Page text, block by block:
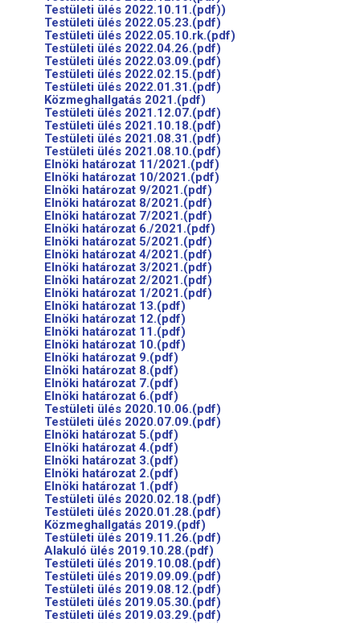
Testületi ülés 2022.10.11.(pdf))
Testületi ülés 2022.05.23.(pdf)
Testületi ülés 2022.05.10.rk.(pdf)
Testületi ülés 2022.04.26.(pdf)
Testületi ülés 2022.03.09.(pdf)
Testületi ülés 2022.02.15.(pdf)
Testületi ülés 2022.01.31.(pdf)
Közmeghallgatás 2021.(pdf)
Testületi ülés 2021.12.07.(pdf)
Testületi ülés 2021.10.18.(pdf)
Testületi ülés 2021.08.31.(pdf)
Testületi ülés 2021.08.10.(pdf)
Elnöki határozat 11/2021.(pdf)
Elnöki határozat 10/2021.(pdf)
Elnöki határozat 9/2021.(pdf)
Elnöki határozat 8/2021.(pdf)
Elnöki határozat 7/2021.(pdf)
Elnöki határozat 6./2021.(pdf)
Elnöki határozat 5/2021.(pdf)
Elnöki határozat 4/2021.(pdf)
Elnöki határozat 3/2021.(pdf)
Elnöki határozat 2/2021.(pdf)
Elnöki határozat 1/2021.(pdf)
Elnöki határozat 13.(pdf)
Elnöki határozat 12.(pdf)
Elnöki határozat 11.(pdf)
Elnöki határozat 10.(pdf)
Elnöki határozat 9.(pdf)
Elnöki határozat 8.(pdf)
Elnöki határozat 7.(pdf)
Elnöki határozat 6.(pdf)
Testületi ülés 2020.10.06.(pdf)
Testületi ülés 2020.07.09.(pdf)
Elnöki határozat 5.(pdf)
Elnöki határozat 4.(pdf)
Elnöki határozat 3.(pdf)
Elnöki határozat 2.(pdf)
Elnöki határozat 1.(pdf)
Testületi ülés 2020.02.18.(pdf)
Testületi ülés 2020.01.28.(pdf)
Közmeghallgatás 2019.(pdf)
Testületi ülés 2019.11.26.(pdf)
Alakuló ülés 2019.10.28.(pdf)
Testületi ülés 2019.10.08.(pdf)
Testületi ülés 2019.09.09.(pdf)
Testületi ülés 2019.08.12.(pdf)
Testületi ülés 2019.05.30.(pdf)
Testületi ülés 2019.03.29.(pdf)